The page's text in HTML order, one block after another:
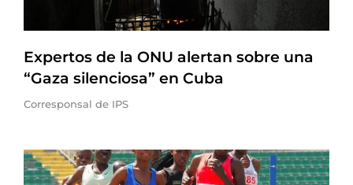
Expertos de la ONU alertan sobre una
“Gaza silenciosa” en Cuba
Corresponsal de IPS